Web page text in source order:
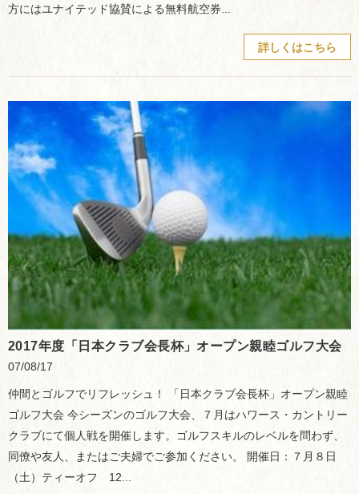
方にはユナイテッド協賛による無料航空券...
詳しくはこちら
2017年度「日本クラブ会長杯」オープン親睦ゴルフ大会
07/08/17
仲間とゴルフでリフレッシュ！ 「日本クラブ会長杯」オープン親睦
ゴルフ大会 今シーズンのゴルフ大会、７月はハワース・カントリー
クラブにて個人戦を開催します。ゴルフスキルのレベルを問わず、
同僚や友人、またはご夫婦でご参加ください。 開催日：７月８日
（土）ティーオフ 12...